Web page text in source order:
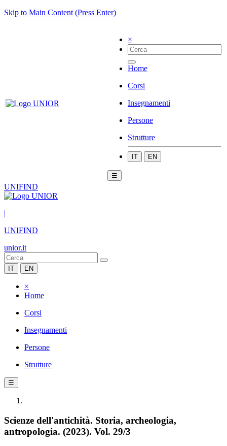
Skip to Main Content (Press Enter)
×
Home
Corsi
Insegnamenti
Persone
Strutture
IT EN
☰
UNIFIND
|
UNIFIND
unior.it
IT EN
×
Home
Corsi
Insegnamenti
Persone
Strutture
☰
Scienze dell'antichità. Storia, archeologia,
antropologia. (2023). Vol. 29/3